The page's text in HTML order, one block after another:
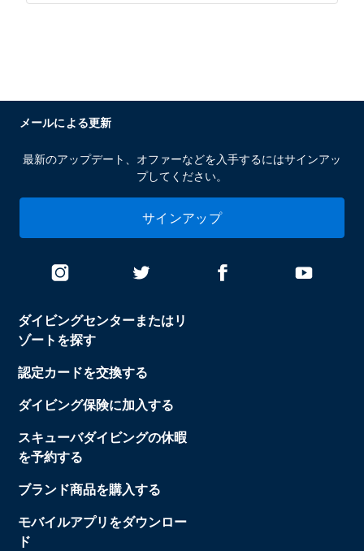
ダイビングセンターまたはリ
ゾートを探す
認定カードを交換する
ダイビング保険に加入する
スキューバダイビングの休暇
を予約する
ブランド商品を購入する
モバイルアプリをダウンロー
ド
メールによる更新
最新のアップデート、オファーなどを入手するにはサインアッ
プしてください。
サインアップ